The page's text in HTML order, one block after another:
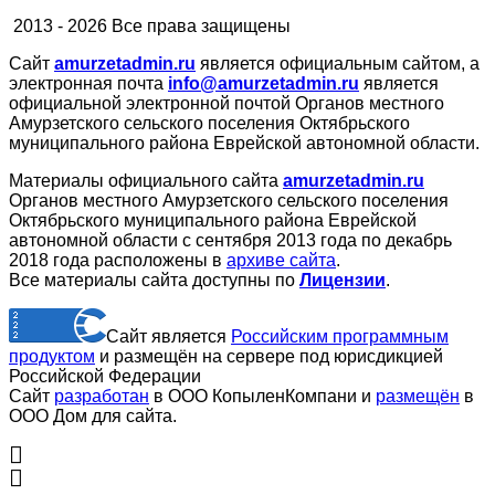
2013 - 2026 Все права защищены
Сайт amurzetadmin.ru является официальным сайтом, а
электронная почта info@amurzetadmin.ru является
официальной электронной почтой Органов местного
Амурзетского сельского поселения Октябрьского
муниципального района Еврейской автономной области.
Материалы официального сайта amurzetadmin.ru
Органов местного Амурзетского сельского поселения
Октябрьского муниципального района Еврейской
автономной области с сентября 2013 года по декабрь
2018 года расположены в архиве сайта.
Все материалы сайта доступны по Лицензии.
Сайт является Российским программным
продуктом и размещён на сервере под юрисдикцией
Российской Федерации
Сайт разработан в ООО КопыленКомпани и размещён в
ООО Дом для сайта.